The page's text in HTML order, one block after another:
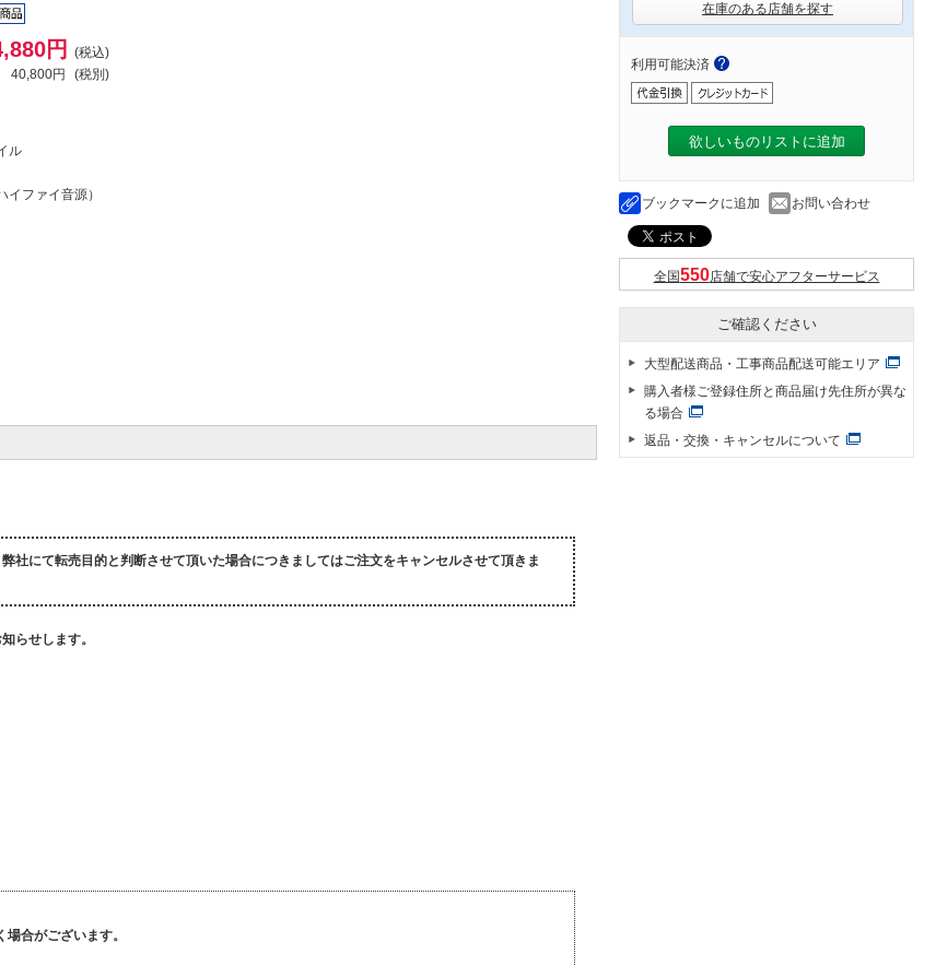
円
(税込)
40,800円
(税別)
ル
イファイ音源）
社にて転売目的と判断させて頂いた場合につきましてはご注文をキャンセルさせて頂きま
らせします。
合がございます。
在庫のある店舗を探す
利用可能決済
欲しいものリストに追加
ブックマークに追加 お問い合わせ
全国 店舗で安心アフターサービス
ご確認ください
大型配送商品・工事商品配送可能エリア
購入者様ご登録住所と商品届け先住所が異な
る場合
返品・交換・キャンセルについて